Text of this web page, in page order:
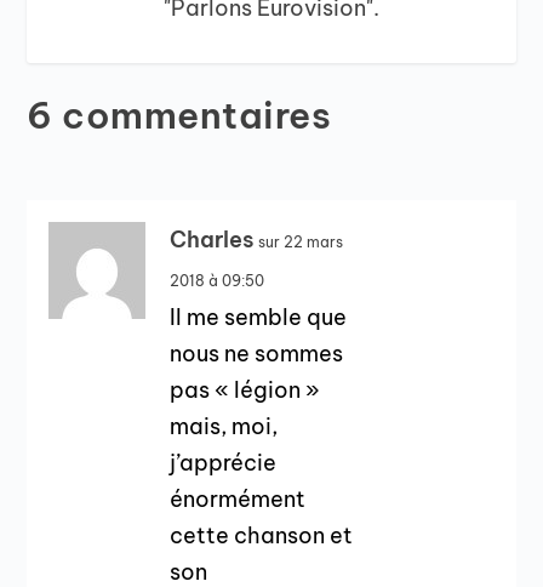
"Parlons Eurovision".
6 commentaires
Charles sur 22 mars
2018 à 09:50
Il me semble que
nous ne sommes
pas « légion »
mais, moi,
j’apprécie
énormément
cette chanson et
son